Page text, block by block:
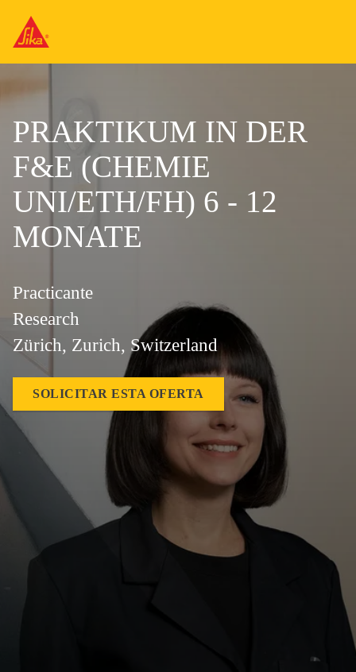
PRAKTIKUM IN DER
F&E (CHEMIE
UNI/ETH/FH) 6 - 12
MONATE
Practicante
Research
Zürich, Zurich, Switzerland
SOLICITAR ESTA OFERTA